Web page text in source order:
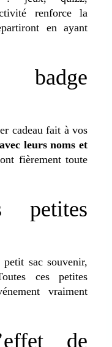
renforce la
en ayant
cadeau fait à vos
leurs noms et
fièrement toute
petites
sac souvenir,
ces petites
vraiment
de